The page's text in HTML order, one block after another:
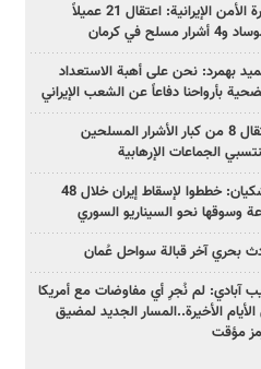
وزارة الأمن الإيرانية: اعتقال 21 عميلاً
أشرار مسلح في كرمان
بهمرد: نحن على أهبة الاستعداد
بأرواحنا دفاعاً عن الشعب الإيراني
اعتقال 8 من كبار الأشرار المسلحين
الجماعات الإرهابية
بزشكيان: خططوا لإسقاط إيران خلال 48
وسوقها نحو السيناريو السوري
بحري آخر قبالة سواحل عُمان
آبادي: لم نُجرِ أي مفاوضات مع أمريكا
الأخيرة..المسار الجديد لمضيق
مؤقت